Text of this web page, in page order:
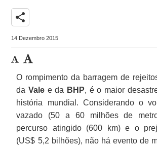
share
14 Dezembro 2015
O rompimento da barragem de
daVale e da BHP, é o maior
história mundial. Considerando o
vazado (50 a 60 milhões de
percurso atingido (600 km) e o
(US$ 5,2 bilhões), não há evento de